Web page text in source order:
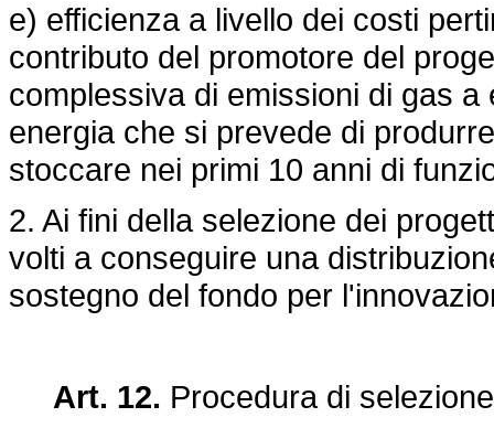
e) efficienza a livello dei costi
contributo del promotore del
complessiva di emissioni di gas
energia che si prevede di
stoccare nei primi 10 anni di
2. Ai fini della selezione dei
volti a conseguire una
sostegno del fondo per
Art. 12. Procedura di selezione